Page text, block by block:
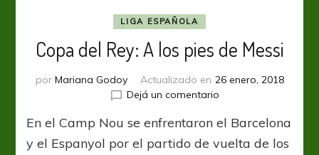
LIGA ESPAÑOLA
Copa del Rey: A los pies de Messi
por Mariana Godoy Actualizado en 26 enero, 2018
Dejá un comentarioen
del
Rey:
En el Camp Nou se enfrentaron el Barcelona
y el Espanyol por el partido de vuelta de los